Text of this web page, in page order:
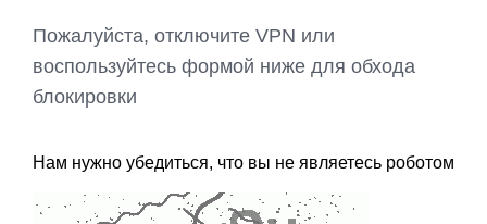
Пожалуйста, отключите VPN или
воспользуйтесь формой ниже для обхода
блокировки
Нам нужно убедиться, что вы не являетесь роботом